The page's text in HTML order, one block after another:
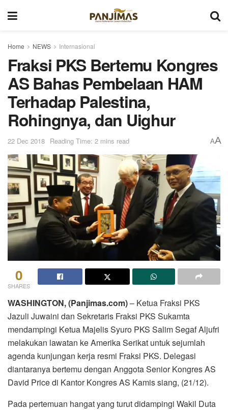
Home NEWS Internasional
Fraksi PKS Bertemu Kongres
AS Bahas Pembelaan HAM
Terhadap Palestina,
Rohingnya, dan Uighur
22 Dec 2018 Reading Time: 2 mins read AA
0
SHARES
WASHINGTON, (Panjimas.com)– Ketua Fraksi PKS
Jazuli Juwaini dan Sekretaris Fraksi PKS Sukamta
mendampingi Ketua Majelis Syuro PKS Salim Segaf Aljufri
melakukan lawatan ke Amerika Serikat untuk sejumlah
agenda kunjungan kerja resmi Fraksi PKS. Delegasi
diantaranya bertemu dengan Anggota Senior Kongres AS
David Price di Kantor Kongres AS Kamis siang, (21/12).
Pada pertemuan hangat yang turut didampingi Wakil Duta